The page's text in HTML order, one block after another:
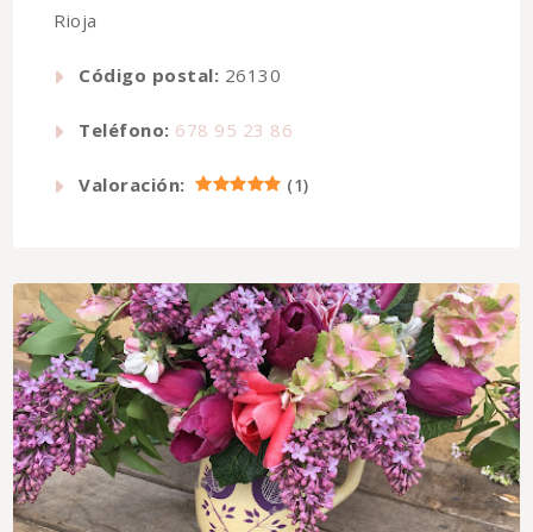
Rioja
Código postal: 26130
Teléfono: 678 95 23 86
Valoración: (1)